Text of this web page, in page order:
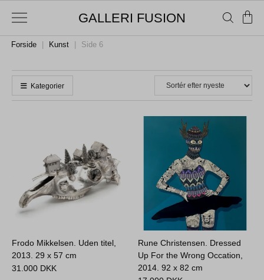
GALLERI FUSION
Forside Kunst Side 6
Kategorier
Frodo Mikkelsen. Uden titel,
2013. 29 x 57 cm
31.000 DKK
Rune Christensen. Dressed
Up For the Wrong Occation,
2014.92 x 82 cm